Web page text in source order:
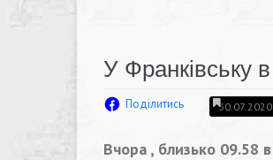
У Франківську
Поділитись 30.07.2020
Вчора , близько 09.58